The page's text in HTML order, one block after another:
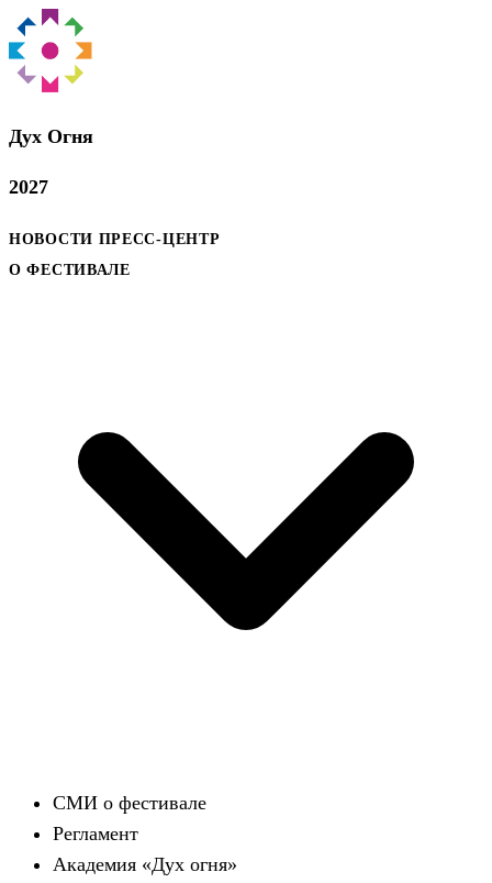
Дух Oгня
2027
НОВОСТИ ПРЕСС-ЦЕНТР
О ФЕСТИВАЛЕ
СМИ о фестивале
Регламент
Академия «Дух огня»